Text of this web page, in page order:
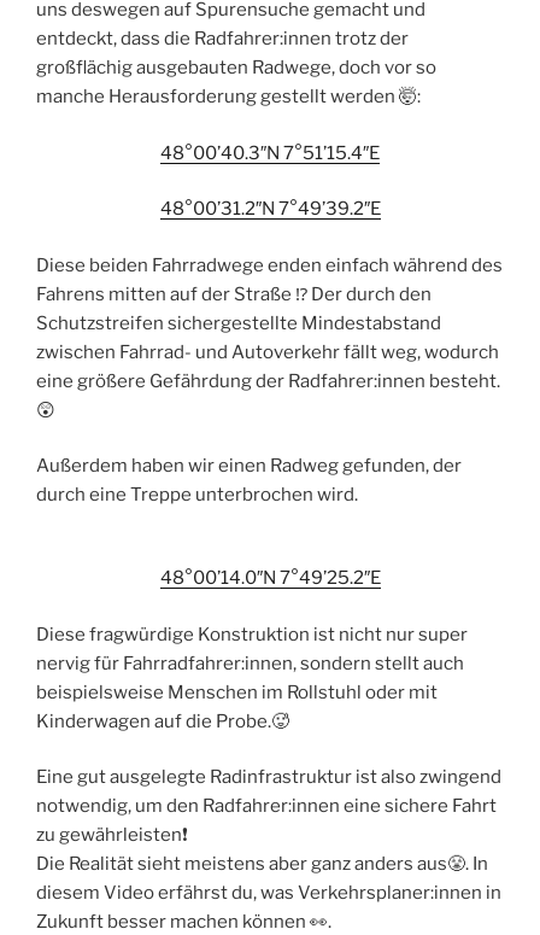
uns deswegen auf Spurensuche gemacht und
entdeckt, dass die Radfahrer:innen trotz der
großflächig ausgebauten Radwege, doch vor so
manche Herausforderung gestellt werden 🤯:
48°00’40.3″N 7°51’15.4″E
48°00’31.2″N 7°49’39.2″E
Diese beiden Fahrradwege enden einfach während des
Fahrens mitten auf der Straße ⁉️ Der durch den
Schutzstreifen sichergestellte Mindestabstand
zwischen Fahrrad- und Autoverkehr fällt weg, wodurch
eine größere Gefährdung der Radfahrer:innen besteht.
😲
Außerdem haben wir einen Radweg gefunden, der
durch eine Treppe unterbrochen wird.
48°00’14.0″N 7°49’25.2″E
Diese fragwürdige Konstruktion ist nicht nur super
nervig für Fahrradfahrer:innen, sondern stellt auch
beispielsweise Menschen im Rollstuhl oder mit
Kinderwagen auf die Probe.🥵
Eine gut ausgelegte Radinfrastruktur ist also zwingend
notwendig, um den Radfahrer:innen eine sichere Fahrt
zu gewährleisten❗
Die Realität sieht meistens aber ganz anders aus😤. In
diesem Video erfährst du, was Verkehrsplaner:innen in
Zukunft besser machen können 👀.